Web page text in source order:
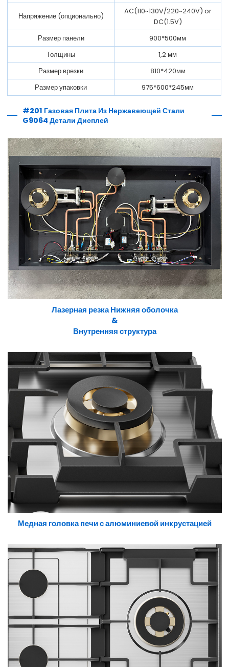
Напряжение (опционально)
AC(110~130V/220~240V) or
DC(1.5V)
Размер панели
900*500мм
Толщины
1,2 мм
Размер врезки
810*420мм
Размер упаковки
975*600*245мм
#201 Газовая Плита Из Нержавеющей Стали
G9064 Детали Дисплей
Лазерная резка Нижняя оболочка
&
Внутренняя структура
Медная головка печи с алюминиевой инкрустацией